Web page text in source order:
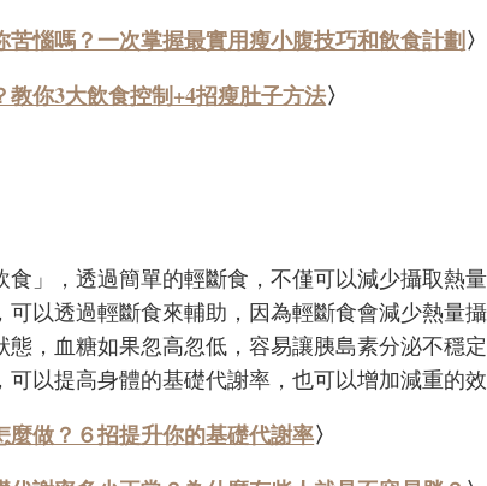
苦惱嗎？一次掌握最實用瘦小腹技巧和飲食計劃〉
教你3大飲食控制+4招瘦肚子方法〉
」，透過簡單的輕斷食，不僅可以減少攝取熱
以透過輕斷食來輔助，因為輕斷食會減少熱量
，血糖如果忽高忽低，容易讓胰島素分泌不穩
以提高身體的基礎代謝率，也可以增加減重的效
麼做？６招提升你的基礎代謝率〉